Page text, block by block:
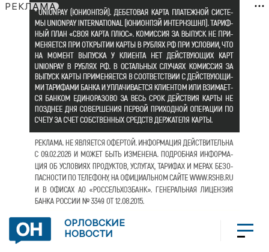
РЕКЛАМА
ОРЛОВСКИЕ
НОВОСТИ